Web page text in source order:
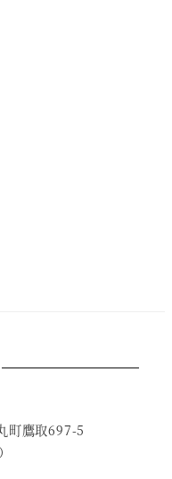
町鷹取697-5